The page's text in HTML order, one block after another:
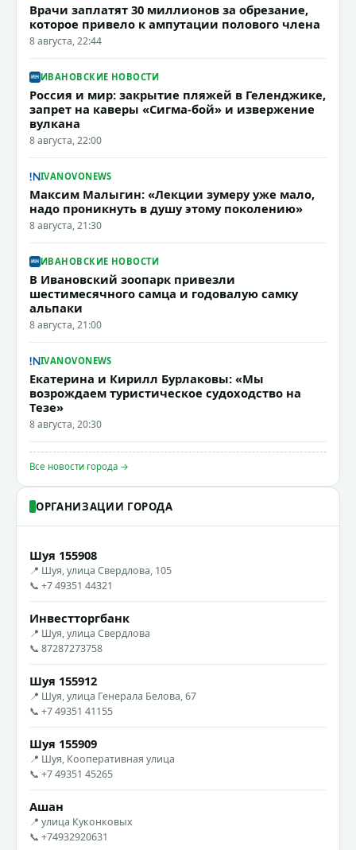
Врачи заплатят 30 миллионов за обрезание,
которое привело к ампутации полового члена
8 августа, 22:44
ИВАНОВСКИЕ НОВОСТИ
Россия и мир: закрытие пляжей в Геленджике,
запрет на каверы «Сигма-бой» и извержение
вулкана
8 августа, 22:00
IVANOVONEWS
Максим Малыгин: «Лекции зумеру уже мало,
надо проникнуть в душу этому поколению»
8 августа, 21:30
ИВАНОВСКИЕ НОВОСТИ
В Ивановский зоопарк привезли
шестимесячного самца и годовалую самку
альпаки
8 августа, 21:00
IVANOVONEWS
Екатерина и Кирилл Бурлаковы: «Мы
возрождаем туристическое судоходство на
Тезе»
8 августа, 20:30
Все новости города →
ОРГАНИЗАЦИИ ГОРОДА
Шуя 155908
📍 Шуя, улица Свердлова, 105
📞 +7 49351 44321
Инвестторгбанк
📍 Шуя, улица Свердлова
📞 87287273758
Шуя 155912
📍 Шуя, улица Генерала Белова, 67
📞 +7 49351 41155
Шуя 155909
📍 Шуя, Кооперативная улица
📞 +7 49351 45265
Ашан
📍 улица Куконковых
📞 +74932920631